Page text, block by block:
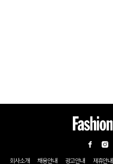
회사소개 채용안내 광고안내 제휴안내